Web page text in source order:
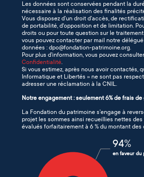
Les données sont conservées pendant la
nécessaire à la réalisation des finalités
Vous disposez d’un droit d’accès, de
de portabilité, d'opposition et de limitation.
droits ou pour toute question sur le
vous pouvez contacter par mail notre
données : dpo@fondation-patrimoine.org.
Pour plus d’information, vous pouvez
Confidentialité.
Si vous estimez, après nous avoir contactés,
Informatique et Libertés » ne sont pas
adresser une réclamation à la CNIL.
Notre engagement : seulement 6% de frais
La Fondation du patrimoine s’engage à
projet les sommes ainsi recueillies nettes
évalués forfaitairement à 6 % du montant des
94%
en faveur du